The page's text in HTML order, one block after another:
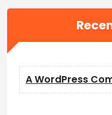
A WordPress